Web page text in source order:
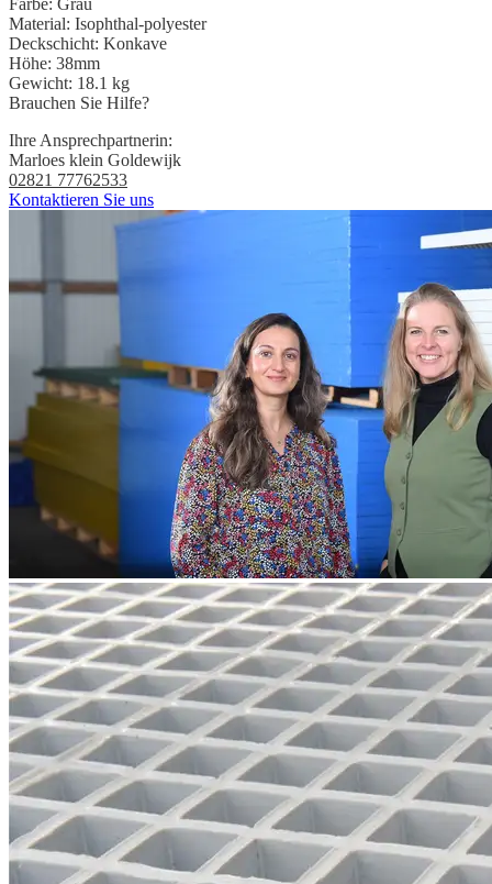
Farbe: Grau
Material: Isophthal-polyester
Deckschicht: Konkave
Höhe: 38mm
Gewicht: 18.1 kg
Brauchen Sie Hilfe?
Ihre Ansprechpartnerin:
Marloes klein Goldewijk
02821 77762533
Kontaktieren Sie uns